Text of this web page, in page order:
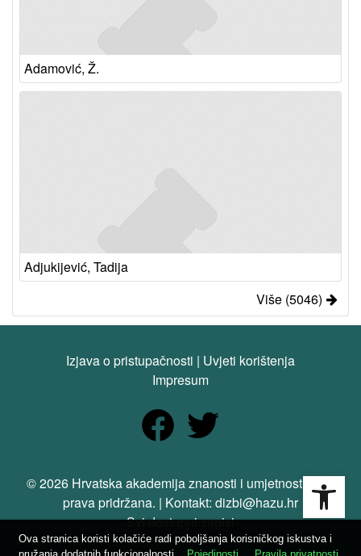
Adamović, Ž.
Adjukijević, Tadija
Više (5046)
Izjava o pristupačnosti | Uvjeti korištenja
Impresum
© 2026 Hrvatska akademija znanosti i umjetnosti. Sva
prava pridržana. | Kontakt: dizbi@hazu.hr
Svi dostupni zapisi
Ova stranica koristi kolačiće radi poboljšanja korisničkog iskustva i